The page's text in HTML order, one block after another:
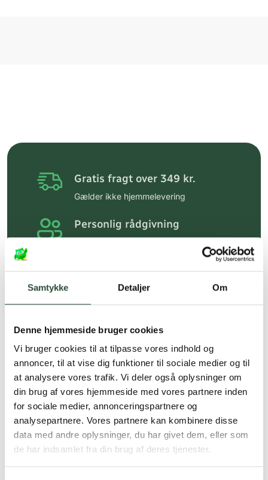
Samtykke Detaljer Om
Denne hjemmeside bruger cookies
Vi bruger cookies til at tilpasse vores indhold og
annoncer, til at vise dig funktioner til sociale medier og til
at analysere vores trafik. Vi deler også oplysninger om
din brug af vores hjemmeside med vores partnere inden
for sociale medier, annonceringspartnere og
analysepartnere. Vores partnere kan kombinere disse
data med andre oplysninger, du har givet dem, eller som
de har indsamlet fra din brug af deres tjenester.
Gratis fragt over 349 kr.
Gælder ikke hjemmelevering
Personlig rådgivning
Hurtig levering (30 min. i Kbh)
Faste lave priser*
*Gælder ikke ernæringsprodukter.
Stort udvalg af kendte
produkter
Vi tilbyder et stort udvalg af kendte
cremer, vitaminer og andre spændende
produkter – altid til fast lav pris.
Læs mere om Uglecare.dk her